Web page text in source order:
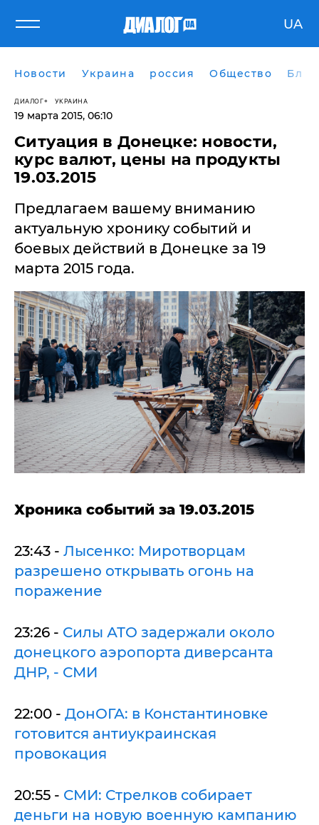
UA
Новости Украина россия Общество
ДИАЛОГ УКРАИНА
19 марта 2015, 06:10
Ситуация в Донецке: новости,
курс валют, цены на продукты
19.03.2015
Предлагаем вашему вниманию
актуальную хронику событий и
боевых действий в Донецке за 19
марта 2015 года.
Хроника событий за 19.03.2015
23:43 - Лысенко: Миротворцам
разрешено открывать огонь на
поражение
23:26 - Силы АТО задержали около
донецкого аэропорта диверсанта
ДНР, - СМИ
22:00 - ДонОГА: в Константиновке
готовится антиукраинская
провокация
20:55 - СМИ: Стрелков собирает
деньги на новую военную кампанию